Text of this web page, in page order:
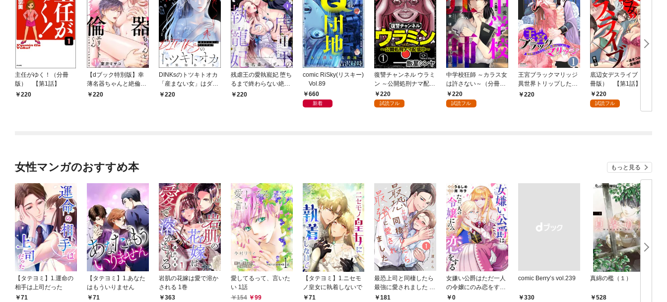
主任がゆく！（分冊
版） 【第1話】
220
【dブック特別版】幸
薄名器ちゃんと絶倫エ
リートくん むさぼりエ
220
DINKsのトツキトオカ
「産まない女」はダメ
ですか？（分冊版）
220
残虐王の愛執寵妃 堕ち
るまで終わらない絶頂
夜伽で囚われて（分冊
220
comic RiSky(リスキー)
Vol.89
660
新着
復讐チャンネル ウラミ
ン ～公開処刑ナマ配信
中～（分冊版） 【第
1話】
220
試読フル
中学校狂師 ～カラス女
は許さない～（分冊
版） 【第1話】
220
試読フル
王宮ブラックマリッジ
異世界トリップしたら
宰相様に抱かれていま
220
底辺女デスライブ（分
冊版） 【第1話】
220
試読フル
女性マンガのおすすめ本 もっと見る
【タテヨミ】1.運命の
相手は上司だった
71
【タテヨミ】1.あなた
はもういりません
71
岩肌の花嫁は愛で溶か
される 1巻
363
愛してるって、言いた
い 1話
154
99
【タテヨミ】1.ニセモ
ノ皇女に執着しないで
71
最恐上司と同棲したら
最強に愛されました 1
巻181
女嫌い公爵はただ一人
の令嬢にのみ恋をする
（分冊版）第１話
0
comic Berry’s vol.239
￥330
真綿の檻（１）
528